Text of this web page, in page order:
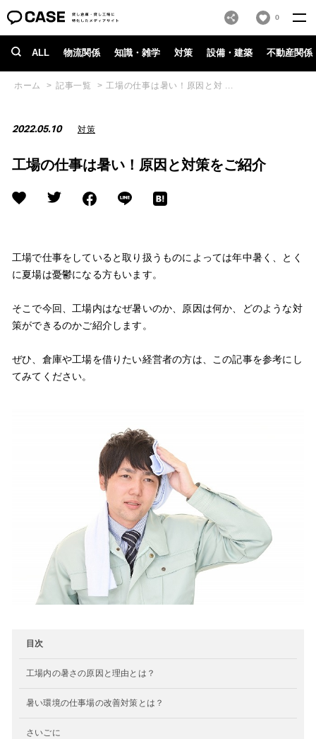
0
ALL 物流関係 知識・雑学 対策 設備・建築 不動産関係
ホーム 記事一覧 工場の仕事は暑い！原因と対 ...
2022.05.10 対策
工場の仕事は暑い！原因と対策をご紹介
工場で仕事をしていると取り扱うものによっては年中暑く、とく
に夏場は憂鬱になる方もいます。
そこで今回、工場内はなぜ暑いのか、原因は何か、どのような対
策ができるのかご紹介します。
ぜひ、倉庫や工場を借りたい経営者の方は、この記事を参考にし
てみてください。
目次
工場内の暑さの原因と理由とは？
暑い環境の仕事場の改善対策とは？
さいごに